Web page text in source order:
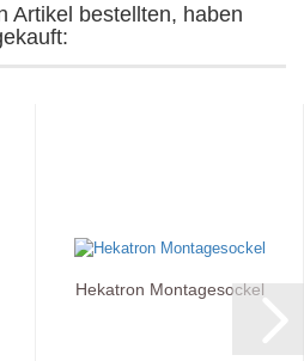
Artikel bestellten, haben
Hekatron Montagesockel